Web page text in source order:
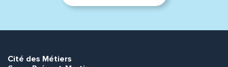
Cité des Métiers